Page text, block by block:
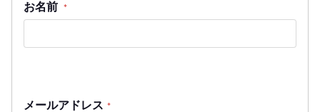
お名前 *
メールアドレス *